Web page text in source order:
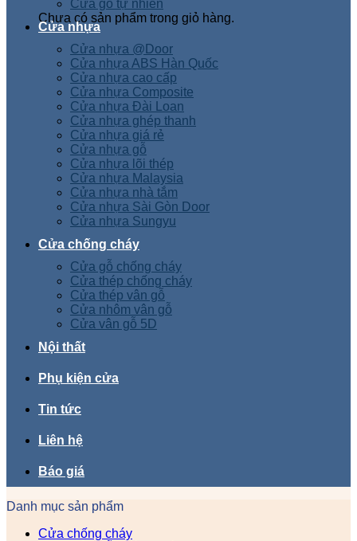
Chưa có sản phẩm trong giỏ hàng.
Cửa gỗ tự nhiên
Cửa nhựa
Cửa nhựa @Door
Cửa nhựa ABS Hàn Quốc
Cửa nhựa cao cấp
Cửa nhựa Composite
Cửa nhựa Đài Loan
Cửa nhựa ghép thanh
Cửa nhựa giá rẻ
Cửa nhựa gỗ
Cửa nhựa lõi thép
Cửa nhựa Malaysia
Cửa nhựa nhà tắm
Cửa nhựa Sài Gòn Door
Cửa nhựa Sungyu
Cửa chống cháy
Cửa gỗ chống cháy
Cửa thép chống cháy
Cửa thép vân gỗ
Cửa nhôm vân gỗ
Cửa vân gỗ 5D
Nội thất
Phụ kiện cửa
Tin tức
Liên hệ
Báo giá
Danh mục sản phẩm
Cửa chống cháy